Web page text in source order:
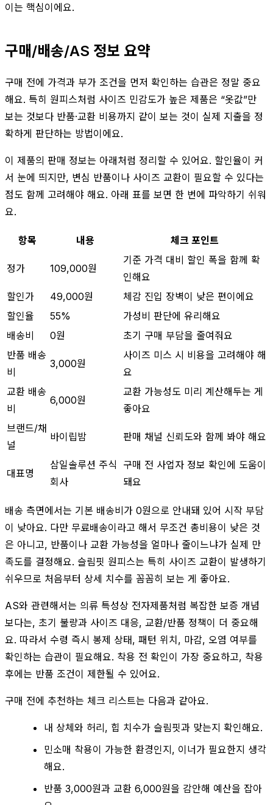
이는 핵심이에요.
구매/배송/AS 정보 요약
구매 전에 가격과 부가 조건을 먼저 확인하는 습관은 정말 중요
해요. 특히 원피스처럼 사이즈 민감도가 높은 제품은 “옷값”만
보는 것보다 반품·교환 비용까지 같이 보는 것이 실제 지출을 정
확하게 판단하는 방법이에요.
이 제품의 판매 정보는 아래처럼 정리할 수 있어요. 할인율이 커
서 눈에 띄지만, 변심 반품이나 사이즈 교환이 필요할 수 있다는
점도 함께 고려해야 해요. 아래 표를 보면 한 번에 파악하기 쉬워
요.
항목 내용 체크 포인트
정가 109,000원
기준 가격 대비 할인 폭을 함께 확
인해요
할인가
49,000원
체감 진입 장벽이 낮은 편이에요
할인율
55%
가성비 판단에 유리해요
배송비
0원
초기 구매 부담을 줄여줘요
반품 배송
비
3,000원
사이즈 미스 시 비용을 고려해야 해
요
교환 배송
비
6,000원
교환 가능성도 미리 계산해두는 게
좋아요
브랜드/채
널
바이립밤 판매 채널 신뢰도와 함께 봐야 해요
대표명
삼일솔루션 주식
회사
구매 전 사업자 정보 확인에 도움이
돼요
배송 측면에서는 기본 배송비가 0원으로 안내돼 있어 시작 부담
이 낮아요. 다만 무료배송이라고 해서 무조건 총비용이 낮은 것
은 아니고, 반품이나 교환 가능성을 얼마나 줄이느냐가 실제 만
족도를 결정해요. 슬림핏 원피스는 특히 사이즈 교환이 발생하기
쉬우므로 처음부터 상세 치수를 꼼꼼히 보는 게 좋아요.
AS와 관련해서는 의류 특성상 전자제품처럼 복잡한 보증 개념
보다는, 초기 불량과 사이즈 대응, 교환/반품 정책이 더 중요해
요. 따라서 수령 즉시 봉제 상태, 패턴 위치, 마감, 오염 여부를
확인하는 습관이 필요해요. 착용 전 확인이 가장 중요하고, 착용
후에는 반품 조건이 제한될 수 있어요.
구매 전에 추천하는 체크 리스트는 다음과 같아요.
내 상체와 허리, 힙 치수가 슬림핏과 맞는지 확인해요.
민소매 착용이 가능한 환경인지, 이너가 필요한지 생각
해요.
반품 3,000원과 교환 6,000원을 감안해 예산을 잡아